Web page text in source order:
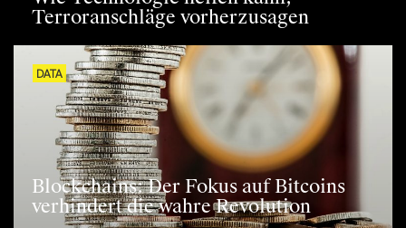
Wie Technologie helfen kann,
Terroranschläge vorherzusagen
Blockchains: Der Fokus auf Bitcoins
verhindert die wahre Revolution